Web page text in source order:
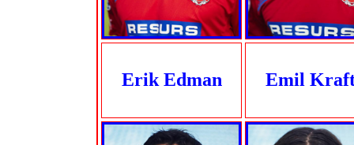
Erik Edman Emil